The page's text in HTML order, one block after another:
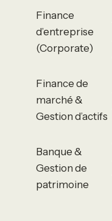
Finance
d’entreprise
(Corporate)
Finance de
marché &
Gestion d’actifs
Banque &
Gestion de
patrimoine